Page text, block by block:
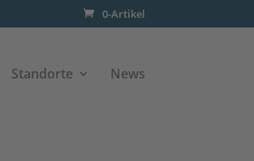
0-Artikel
Standorte News